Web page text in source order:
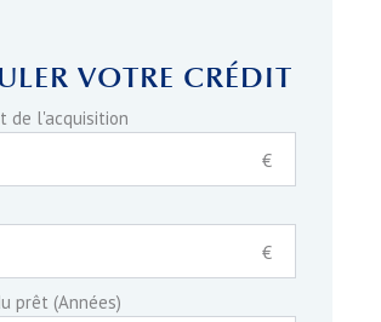
VOTRE CRÉDIT
de l'acquisition
€
€
prêt (Années)